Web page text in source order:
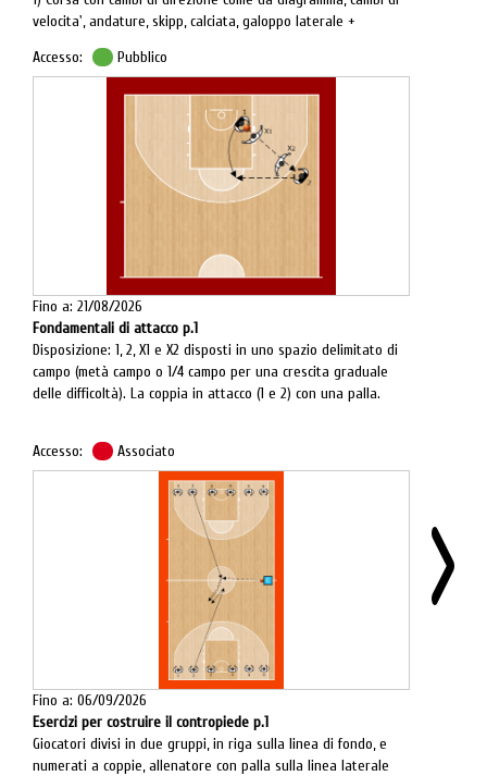
velocita', andature, skipp, calciata, galoppo laterale +
Accesso: Pubblico
Fino a: 21/08/2026
Fondamentali di attacco p.1
Disposizione: 1, 2, X1 e X2 disposti in uno spazio delimitato di
campo (metà campo o 1/4 campo per una crescita graduale
delle difficoltà). La coppia in attacco (1 e 2) con una palla.
farsi intercettare il passaggio dai difensori e senza far
toccare il terreno alla palla (no palleggio etc.).
Accesso: Associato
Fino a: 06/09/2026
Esercizi per costruire il contropiede p.1
Giocatori divisi in due gruppi, in riga sulla linea di fondo, e
numerati a coppie, allenatore con palla sulla linea laterale